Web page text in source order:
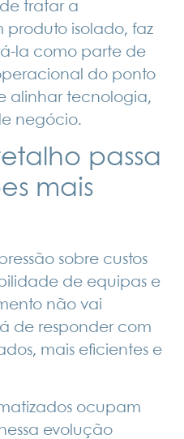
tratar a
isolado, faz
como parte de
do ponto
alinhar tecnologia,
negócio.
passa
mais
sobre custos
de equipas e
não vai
de responder com
mais eficientes e
ocupam
evolução